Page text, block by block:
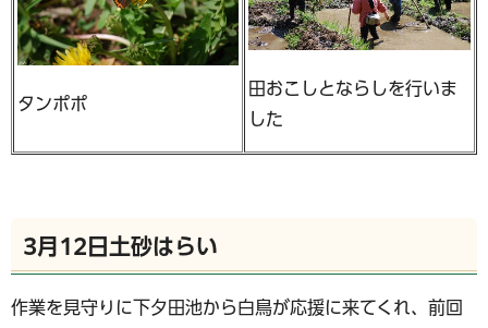
タンポポ
田おこしとならしを行いま
した
3月12日土砂はらい
作業を見守りに下夕田池から白鳥が応援に来てくれ、前回